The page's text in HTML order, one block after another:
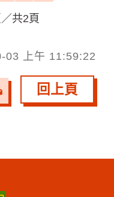
共2頁
03 上午 11:59:22
友
善
回上頁